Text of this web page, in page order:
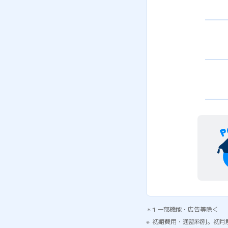
1 一部機能・広告等除く
初期費用・通話料別。初